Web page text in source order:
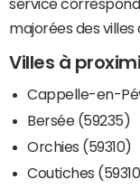
service
majorées des villes
Villes à
Cappelle-en-
Bersée (59235)
Orchies (59310)
Coutiches